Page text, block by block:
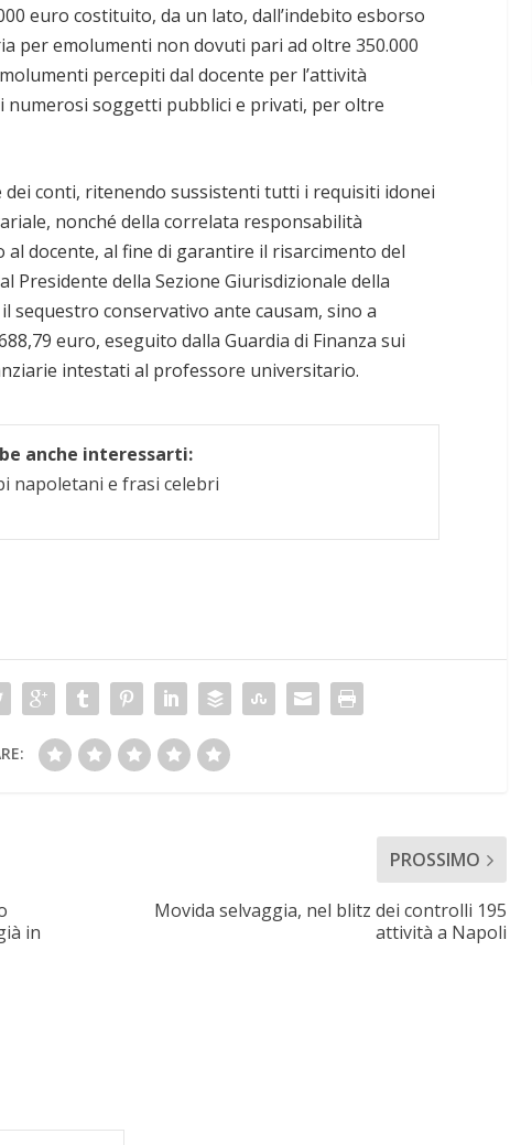
euro costituito, da un lato, dall’indebito esborso
per emolumenti non dovuti pari ad oltre 350.000
percepiti dal docente per l’attività
numerosi soggetti pubblici e privati, per oltre
dei conti, ritenendo sussistenti tutti i requisiti idonei
nonché della correlata responsabilità
docente, al fine di garantire il risarcimento del
Presidente della Sezione Giurisdizionale della
sequestro conservativo ante causam, sino a
euro, eseguito dalla Guardia di Finanza sui
intestati al professore universitario.
anche interessarti:
napoletani e frasi celebri
in
PROSSIMO
Movida selvaggia, nel blitz dei controlli 195
attività a Napoli